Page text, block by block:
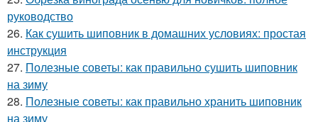
руководство
26. Как сушить шиповник в домашних условиях: простая
инструкция
27. Полезные советы: как правильно сушить шиповник
на зиму
28. Полезные советы: как правильно хранить шиповник
на зиму